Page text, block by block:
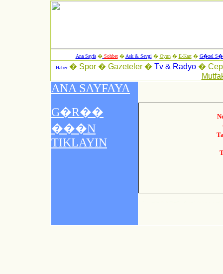
Ana Sayfa� Sohbet� Ask & Sevgi � Oyun� E-Kart� G�zel
Haber� Spor � Gazeteler � Tv & Radyo �